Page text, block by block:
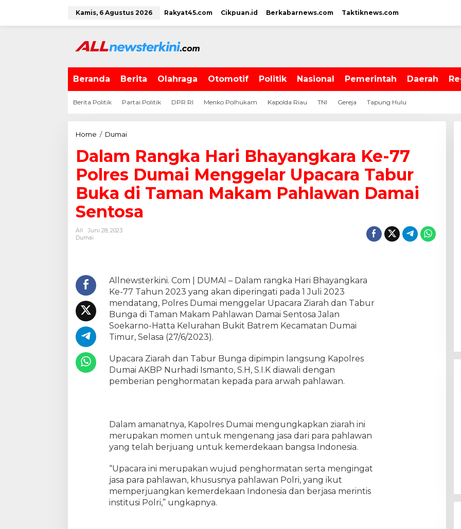
w
Kamis, 6 Agustus 2026 Rakyat45.com Cikpuan.id Berkabarnews.com Taktiknews.com
Beranda Berita Olahraga Otomotif Politik Nasional Pemerintah Daerah
Berita Politik Partai Politik DPR RI Menko Polhukam Kapolda Riau TNI Gereja Tapung Hulu
Home / Dumai
l
m
a
g
i
B
y
a
n
k
a
r
-
7
P
l
r
e
s
Dalam Rangka Hari Bhayangkara Ke-77
Polres Dumai Menggelar Upacara Tabur
Buka di Taman Makam Pahlawan Damai
Sentosa
All
Juni 28, 2023
Dumai
Allnewsterkini. Com | DUMAI – Dalam rangka Hari Bhayangkara
Ke-77 Tahun 2023 yang akan diperingati pada 1 Juli 2023
mendatang, Polres Dumai menggelar Upacara Ziarah dan Tabur
Bunga di Taman Makam Pahlawan Damai Sentosa Jalan
Soekarno-Hatta Kelurahan Bukit Batrem Kecamatan Dumai
Timur, Selasa (27/6/2023).
Upacara Ziarah dan Tabur Bunga dipimpin langsung Kapolres
Dumai AKBP Nurhadi Ismanto, S.H, S.I.K diawali dengan
pemberian penghormatan kepada para arwah pahlawan.
Dalam amanatnya, Kapolres Dumai mengungkapkan ziarah ini
merupakan momen untuk mengenang jasa dari para pahlawan
yang telah berjuang untuk kemerdekaan bangsa Indonesia.
“Upacara ini merupakan wujud penghormatan serta mengingat
jasa para pahlawan, khususnya pahlawan Polri, yang ikut
memperjuangkan kemerdekaan Indonesia dan berjasa merintis
institusi Polri,” ungkapnya.